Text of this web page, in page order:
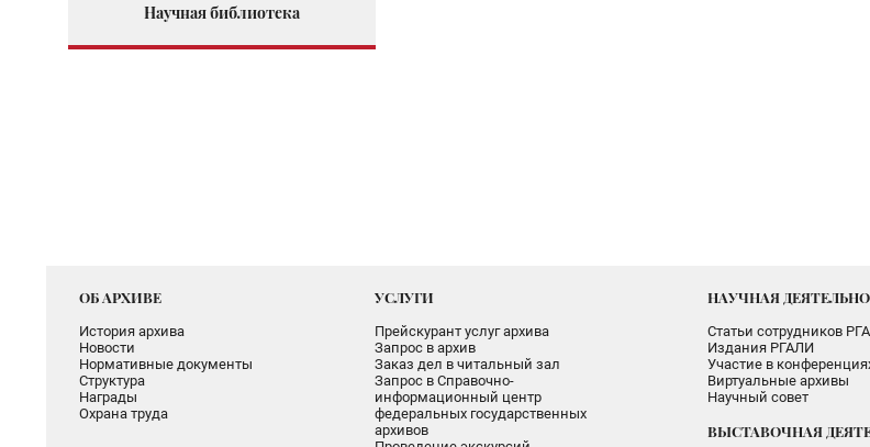
Научная библиотека
ОБ АРХИВЕ
История архива
Новости
Нормативные документы
Структура
Награды
Охрана труда
УСЛУГИ
Прейскурант услуг архива
Запрос в архив
Заказ дел в читальный зал
Запрос в Справочно-
информационный центр
федеральных государственных
архивов
НАУЧНАЯ
Статьи сотрудников
Издания РГАЛИ
Участие в
Виртуальные архивы
Научный совет
ВЫСТАВОЧНАЯ